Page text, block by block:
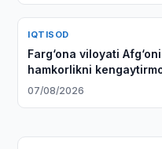
IQTISOD
Farg‘ona viloyati
hamkorlikni
07/08/2026